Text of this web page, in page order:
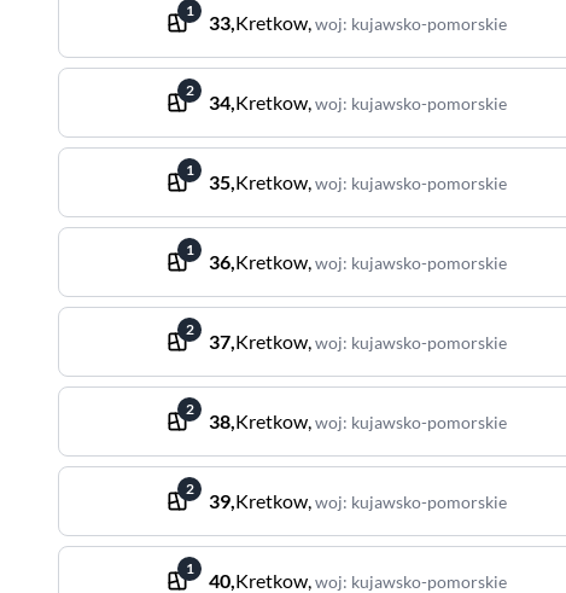
1
33,Kretkow,woj: kujawsko-pomorskie
2
34,Kretkow,woj: kujawsko-pomorskie
1
35,Kretkow,woj: kujawsko-pomorskie
1
36,Kretkow,woj: kujawsko-pomorskie
2
37,Kretkow,woj: kujawsko-pomorskie
2
38,Kretkow,woj: kujawsko-pomorskie
2
39,Kretkow,woj: kujawsko-pomorskie
1
40,Kretkow,woj: kujawsko-pomorskie